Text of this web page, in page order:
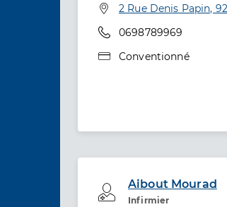
Adresse
2 Rue Denis Papin,
Téléphone
0698789969
Type de convention
Conventionné
Aibout Mourad
Infirmier
Professionel